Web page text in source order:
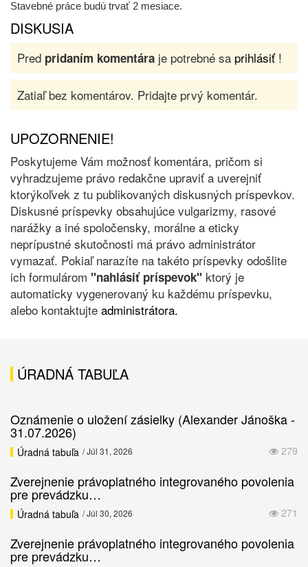
Stavebné práce budú trvať 2 mesiace.
DISKUSIA
Pred pridaním komentára je potrebné sa prihlásiť!
Zatiaľ bez komentárov. Pridajte prvý komentár.
UPOZORNENIE!
Poskytujeme Vám možnosť komentára, pričom si
vyhradzujeme právo redakčne upraviť a uverejniť
ktorýkoľvek z tu publikovaných diskusných príspevkov.
Diskusné príspevky obsahujúce vulgarizmy, rasové
narážky a iné spoločensky, morálne a eticky
neprípustné skutočnosti má právo administrátor
vymazať. Pokiaľ narazíte na takéto príspevky odošlite
ich formulárom "nahlásiť príspevok" ktorý je
automaticky vygenerovaný ku každému príspevku,
alebo kontaktujte administrátora.
ÚRADNÁ TABUĽA
Oznámenie o uložení zásielky (Alexander Jánoška -
31.07.2026)
279
Úradná tabuľa / Júl 31, 2026
Zverejnenie právoplatného integrovaného povolenia
pre prevádzku…
271
Úradná tabuľa / Júl 30, 2026
Zverejnenie právoplatného integrovaného povolenia
pre prevádzku…